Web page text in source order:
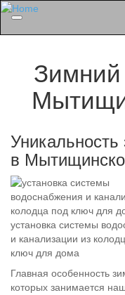
Зимний
в
установка системы
и канализации из
ключ для дома
Главная особенность
которых занимается